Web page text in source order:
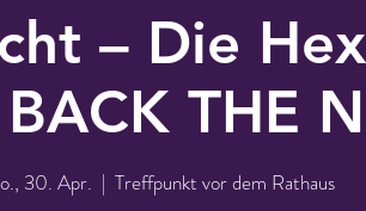
– Die
THE
30. Apr.
  |
Treffpunkt vor dem Rathaus